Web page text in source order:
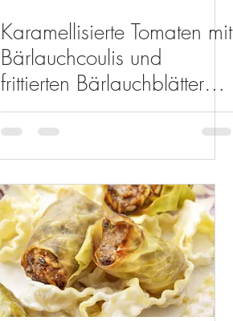
Karamellisierte Tomaten mit
Bärlauchcoulis und
frittierten Bärlauchblättern
auf Weizenrisotto